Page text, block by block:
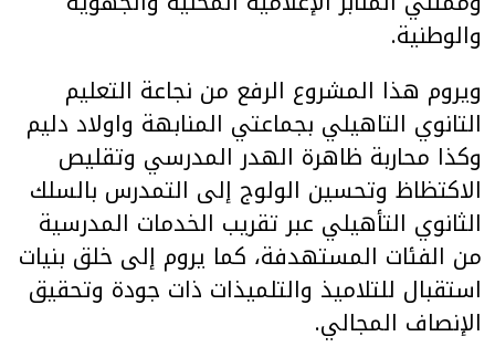
والوطنية.
ويروم هذا المشروع الرفع من نجاعة التعليم
التانوي التاهيلي بجماعتي المنابهة واولاد دليم
وكذا محاربة ظاهرة الهدر المدرسي وتقليص
الاكتظاظ وتحسين الولوج إلى التمدرس بالسلك
الثانوي التأهيلي عبر تقريب الخدمات المدرسية
من الفئات المستهدفة، كما يروم إلى خلق بنيات
استقبال للتلاميذ والتلميذات ذات جودة وتحقيق
الإنصاف المجالي.